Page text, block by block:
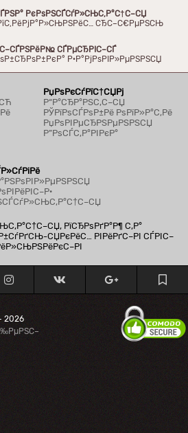
РєРѕРЅСЃСѓР»СЊС‚Р°С†С–СЏ
СЂС–С€РµРЅСЊ
СЃРµСЂРІС–СЃ
Р·Р°РјРѕРІР»РµРЅРЅСЏ
РџРѕРєСѓРїС†СЏРј
Р“Р°СЂР°РЅС‚С–СЏ
РЎРїРѕСЃРѕР±Рё РѕРїР»Р°С‚Рё
РџРѕРІРµСЂРЅРµРЅРЅСЏ
Р”РѕСЃС‚Р°РІРєР°
РїСЂРѕРґР°Р¶ С‚Р°
СЏРєРёС… РІРёРґС–РІ СЃРІС–
2026